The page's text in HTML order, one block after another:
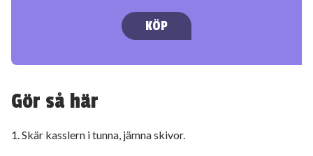
KÖP
Gör så här
1. Skär kasslern i tunna, jämna skivor.